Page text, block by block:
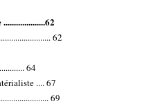
62
64
.... 67
69